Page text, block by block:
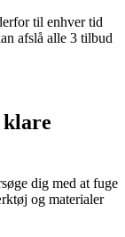
til enhver tid
afslå alle 3 tilbud
klare
dig med at fuge
og materialer